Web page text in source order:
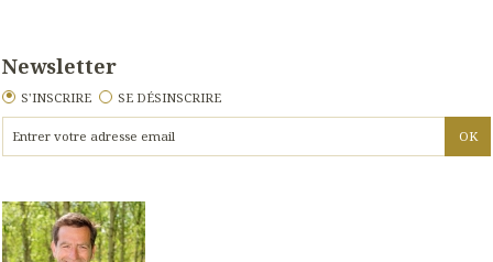
Newsletter
S'INSCRIRE SE DÉSINSCRIRE